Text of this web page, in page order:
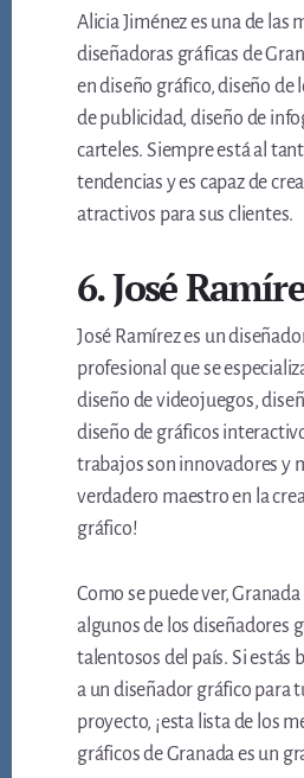
Alicia Jiménez es una de las
diseñadoras gráficas de
en diseño gráfico, diseño de
de publicidad, diseño de
carteles. Siempre está al
tendencias y es capaz de
atractivos para sus clientes.
6. José
José Ramírez es un
profesional que se
diseño de videojuegos,
diseño de gráficos
trabajos son innovadores y
verdadero maestro en la
gráfico!
Como se puede ver,
algunos de los diseñadores
talentosos del país. Si estás
a un diseñador gráfico para
proyecto, ¡esta lista de los
gráficos de Granada es un